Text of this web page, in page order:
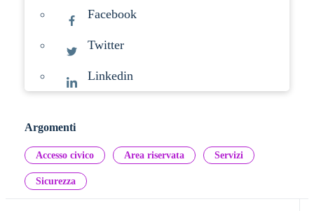
Facebook
Twitter
Linkedin
Argomenti
Accesso civico Area riservata Servizi
Sicurezza